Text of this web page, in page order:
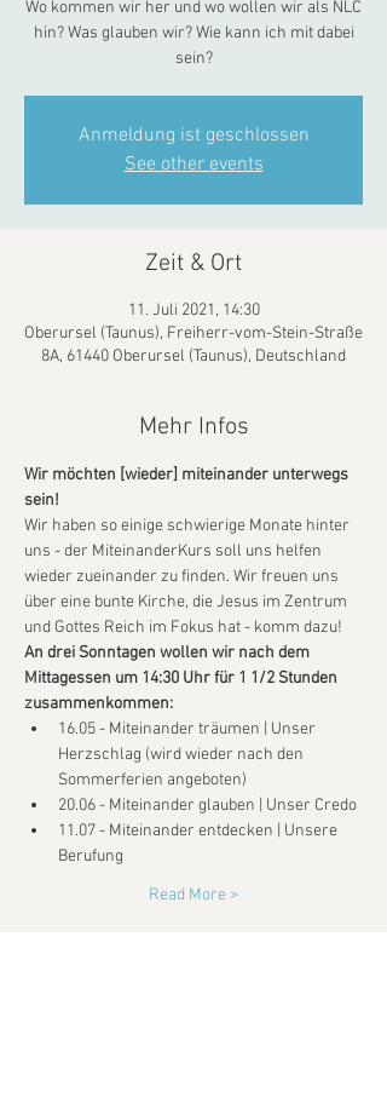
Wo kommen wir her und wo wollen wir als NLC
hin? Was glauben wir? Wie kann ich mit dabei
sein?
Anmeldung ist geschlossen
See other events
Zeit & Ort
11. Juli 2021, 14:30
Oberursel (Taunus), Freiherr-vom-Stein-Straße
8A, 61440 Oberursel (Taunus), Deutschland
Mehr Infos
Wir möchten [wieder] miteinander unterwegs
sein!
Wir haben so einige schwierige Monate hinter
uns - der MiteinanderKurs soll uns helfen
wieder zueinander zu finden. Wir freuen uns
über eine bunte Kirche, die Jesus im Zentrum
und Gottes Reich im Fokus hat - komm dazu!
An drei Sonntagen wollen wir nach dem
Mittagessen um 14:30 Uhr für 1 1/2 Stunden
zusammenkommen:
16.05 - Miteinander träumen | Unser
Herzschlag (wird wieder nach den
Sommerferien angeboten)
20.06 - Miteinander glauben | Unser Credo
11.07 - Miteinander entdecken | Unsere
Berufung
Read More >